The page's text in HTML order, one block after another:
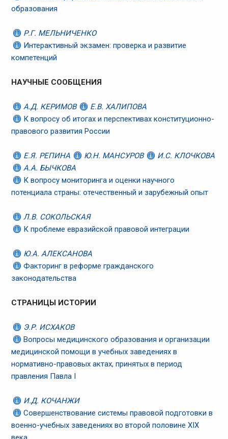
образования
Р.Г. МЕЛЬНИЧЕНКО
Интерактивный экзамен: проверка и развитие
компетенций
НАУЧНЫЕ СООБЩЕНИЯ
А.Д. КЕРИМОВ
Е.В. ХАЛИПОВА
К вопросу об итогах и перспективах конституционно-
правового развития России
Е.Я. РЕПИНА Ю.Н. МАНСУРОВ
И.С. КЛОЧКОВА
А.А. БЫЧКОВА
К вопросу мониторинга и оценки научного
потенциала страны: отечественный и зарубежный опыт
Л.В. СОКОЛЬСКАЯ
К проблеме евразийской правовой интеграции
Ю.А. АЛЕКСАНОВА
Факторинг в реформе гражданского
законодательства
СТРАНИЦЫ ИСТОРИИ
Э.Р. ИСХАКОВ
Вопросы медицинского образования и организации
медицинской помощи в учебных заведениях в
нормативно-правовых актах, принятых в период
правления Павла I
И.Д. КОЧАНЖИ
Совершенствование системы правовой подготовки в
военно-учебных заведениях во второй половине XIX